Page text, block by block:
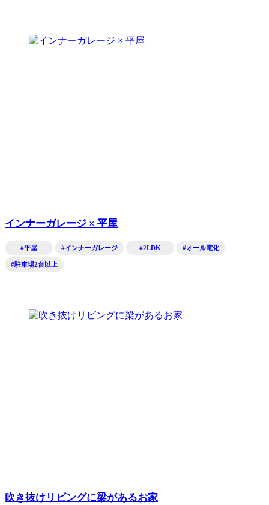
インナーガレージ × 平屋
#平屋 #インナーガレージ #2LDK #オール電化
#駐車場2台以上
吹き抜けリビングに梁があるお家